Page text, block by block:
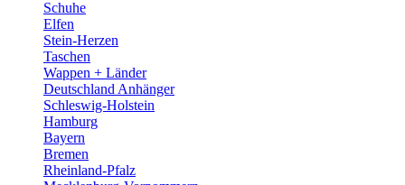
Schuhe
Elfen
Stein-Herzen
Taschen
Wappen + Länder
Deutschland Anhänger
Schleswig-Holstein
Hamburg
Bayern
Bremen
Rheinland-Pfalz